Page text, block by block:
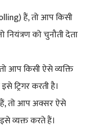
हैं, तो आप किसी
को चुनौती देता
आप किसी ऐसे व्यक्ति
ट्रिगर करती है।
तो आप अक्सर ऐसे
व्यक्त करते हैं।